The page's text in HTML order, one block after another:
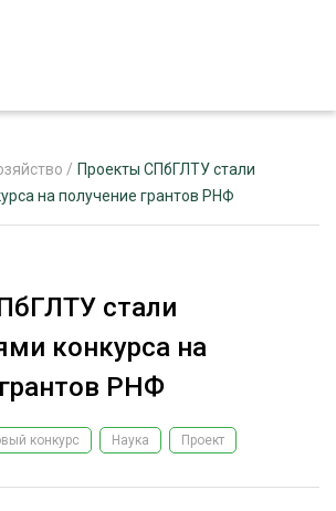
РЕКЛАМОДАТЕЛЯМ
/ Проекты СПбГЛТУ стали
на получение грантов РНФ
стали
конкурса на
РНФ
конкурс Наука Проект